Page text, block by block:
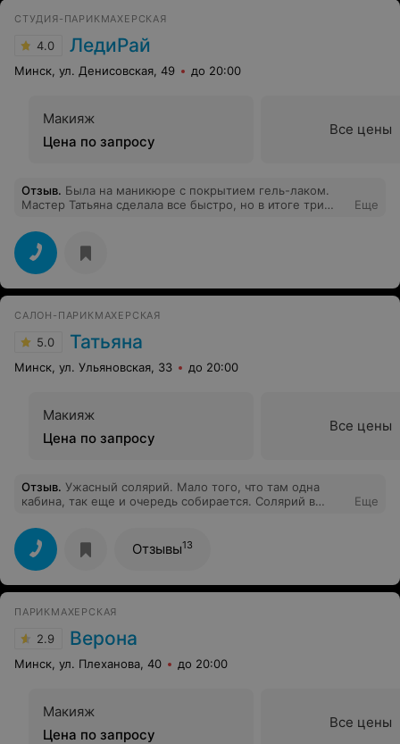
СТУДИЯ-ПАРИКМАХЕРСКАЯ
4.0 ЛедиРай
Минск, ул. Денисовская, 49 до 20:00
Макияж
Цена по запросу
Все цены
Отзыв. Была на маникюре с покрытием гель-лаком.
Мастер Татьяна сделала все быстро, но в итоге три
палец, на что она его как бы откусила, но покрытие
ведь испорчено. На большом пальце база стекла в
одну сторону, в итоге ноготь получился кривой. На
указательных пальцах нарисовала лунки, но кто ж
рисует такие лунки, когда половина гель-лака на
красиво, либо изранен, либо гель-лак на кутикуле,
либо база стекла в одну сторону. Больше туда точно
не пойду и не советую никому. Есть фото.
Еще
САЛОН-ПАРИКМАХЕРСКАЯ
5.0 Татьяна
Минск, ул. Ульяновская, 33 до 20:00
Макияж
Цена по запросу
Все цены
Отзыв. Ужасный солярий. Мало того, что там одна
кабина, так еще и очередь собирается. Солярий в
душно.
Еще
Отзывы13
ПАРИКМАХЕРСКАЯ
2.9 Верона
Минск, ул. Плеханова, 40 до 20:00
Макияж
Цена по запросу
Все цены